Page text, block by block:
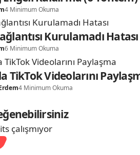
4 Minimum Okuma
Kurulamadı Hatası
6 Minimum Okuma
TikTok Videolarını
4 Minimum Okuma